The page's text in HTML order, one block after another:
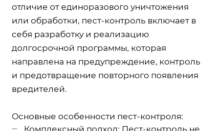
отличие от единоразового уничтожения
или обработки, пест-контроль включает в
себя разработку и реализацию
долгосрочной программы, которая
направлена на предупреждение, контроль
и предотвращение повторного появления
вредителей.
Основные особенности пест-контроля:
Комплексный подход: Пест-контроль не